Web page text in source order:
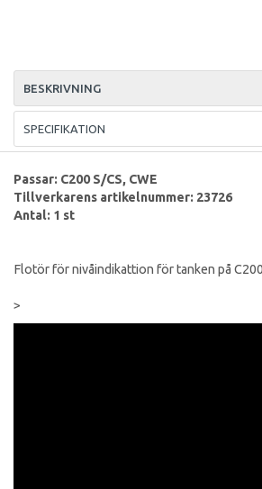
BESKRIVNING
SPECIFIKATION
Passar: C200 S/CS, CWE
Tillverkarens artikelnummer: 23726
Antal: 1 st
Flotör för nivåindikattion för tanken på
>